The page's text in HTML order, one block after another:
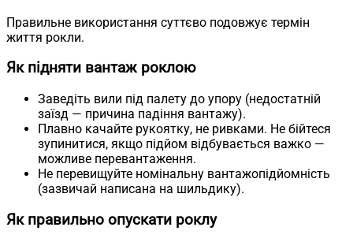
Правильне використання суттєво подовжує термін
життя рокли.
Як підняти вантаж роклою
Заведіть вили під палету до упору (недостатній
заїзд — причина падіння вантажу).
Плавно качайте рукоятку, не ривками. Не бійтеся
зупинитися, якщо підйом відбувається важко —
можливе перевантаження.
Не перевищуйте номінальну вантажопідйомність
(зазвичай написана на шильдику).
Як правильно опускати роклу